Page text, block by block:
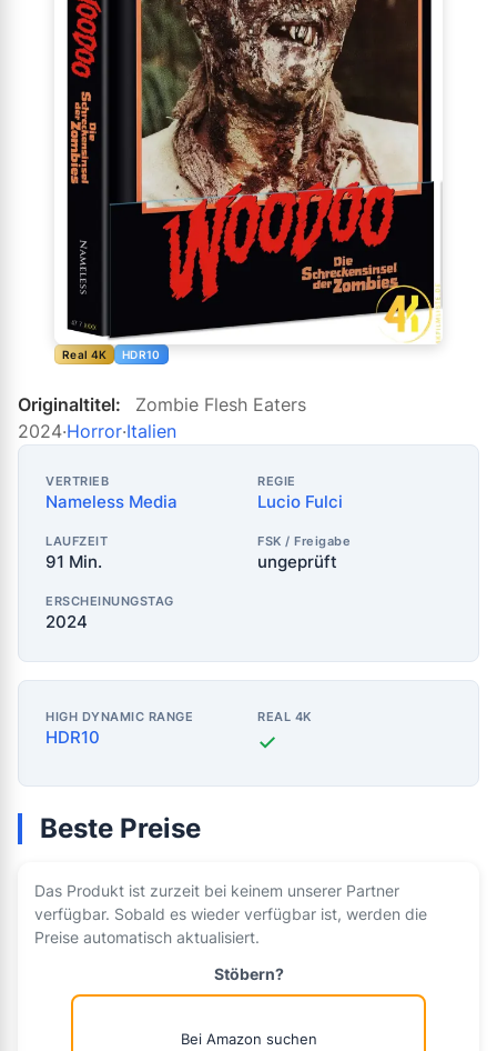
Real 4K HDR10
Originaltitel:
Zombie Flesh Eaters
2024·Horror·Italien
VERTRIEB
Nameless Media
REGIE
Lucio Fulci
LAUFZEIT
91 Min.
FSK / Freigabe
ungeprüft
ERSCHEINUNGSTAG
2024
HIGH DYNAMIC RANGE
HDR10
REAL 4K
✓
Beste Preise
Das Produkt ist zurzeit bei keinem unserer Partner
verfügbar. Sobald es wieder verfügbar ist, werden die
Preise automatisch aktualisiert.
Stöbern?
Bei Amazon suchen